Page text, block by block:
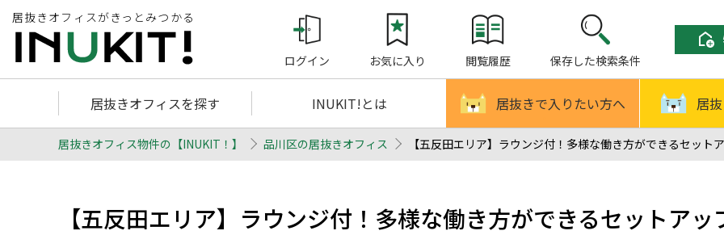
居抜きオフィスがきっとみつかる
ログイン お気に入り 閲覧履歴 保存した検索条件
居抜きオフィスを探す INUKIT!とは 居抜きで入りたい方へ 居
居抜きオフィス物件の【INUKIT！】 品川区の居抜きオフィス 【五反田エリア】ラウンジ付！多様な働き方ができるセッ
【五反田エリア】ラウンジ付！多様な働き方ができるセットアッ